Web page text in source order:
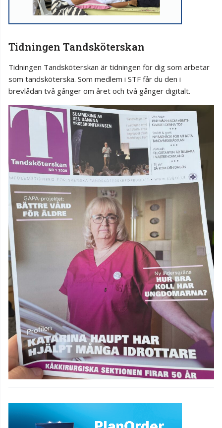
Tidningen Tandsköterskan
Tidningen Tandsköterskan är tidningen för dig som arbetar
som tandsköterska. Som medlem i STF får du den i
brevlådan två gånger om året och två gånger digitalt.